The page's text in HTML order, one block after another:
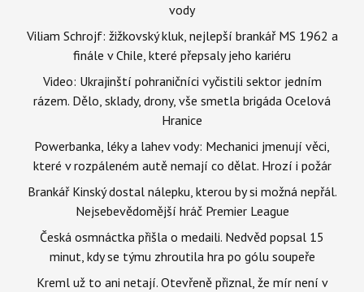
vody
Viliam Schrojf: žižkovský kluk, nejlepší brankář MS 1962 a
finále v Chile, které přepsaly jeho kariéru
Video: Ukrajinští pohraničníci vyčistili sektor jedním
rázem. Dělo, sklady, drony, vše smetla brigáda Ocelová
Hranice
Powerbanka, léky a lahev vody: Mechanici jmenují věci,
které v rozpáleném autě nemají co dělat. Hrozí i požár
Brankář Kinský dostal nálepku, kterou by si možná nepřál.
Nejsebevědomější hráč Premier League
Česká osmnáctka přišla o medaili. Nedvěd popsal 15
minut, kdy se týmu zhroutila hra po gólu soupeře
Kreml už to ani netají. Otevřeně přiznal, že mír není v